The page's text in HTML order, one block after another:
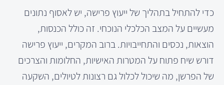
כדי להתחיל בתהליך של ייעוץ פרישה, יש לאסוף נתונים
מעשיים על המצב הכלכלי הנוכחי. זה כולל הכנסות,
הוצאות, נכסים והתחייבויות. ברוב המקרים, ייעוץ פרישה
דורש שיח פתוח על המטרות האישיות, החלומות והצרכים
של הפרשן, מה שיכול לכלול גם רצונות לטיולים, השקעה